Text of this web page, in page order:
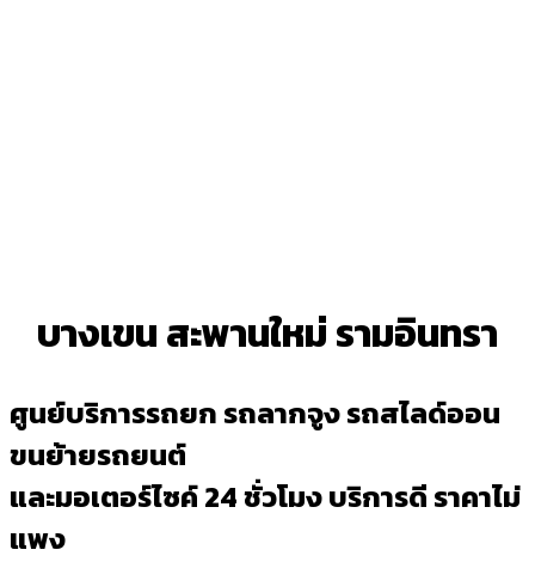
บางเขน สะพานใหม่ รามอินทรา
ศูนย์บริการรถยก รถลากจูง รถสไลด์ออน
ขนย้ายรถยนต์
และมอเตอร์ไซค์ 24 ชั่วโมง บริการดี ราคาไม่
แพง